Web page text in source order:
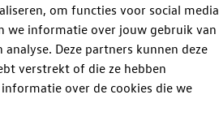
om functies voor social media
we informatie over jouw gebruik van
Deze partners kunnen deze
verstrekt of die ze hebben
over de cookies die we